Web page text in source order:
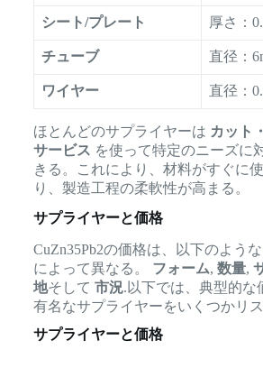
シート/プレート 厚さ：
チューブ 直径：
ワイヤー 直径：
ほとんどのサプライヤーは カット
サービス を使って特定のニーズに
きる。これにより、材料がすぐに
り、製造工程の柔軟性が高まる。
サプライヤーと価格
CuZn35Pb2の価格は、以下のよう
によって異なる。 フォーム, 数量,
地そして 市況.以下では、典型的な
有名なサプライヤーをいくつかリ
サプライヤーと価格